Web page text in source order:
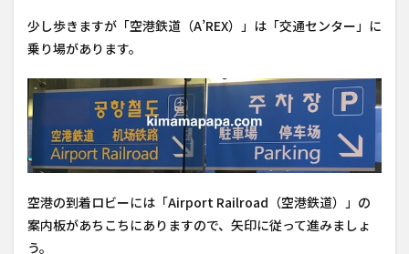
少し歩きますが「空港鉄道（A’REX）」は「交通センター」に
乗り場があります。
空港の到着ロビーには「Airport Railroad（空港鉄道）」の
案内板があちこちにありますので、矢印に従って進みましょ
う。